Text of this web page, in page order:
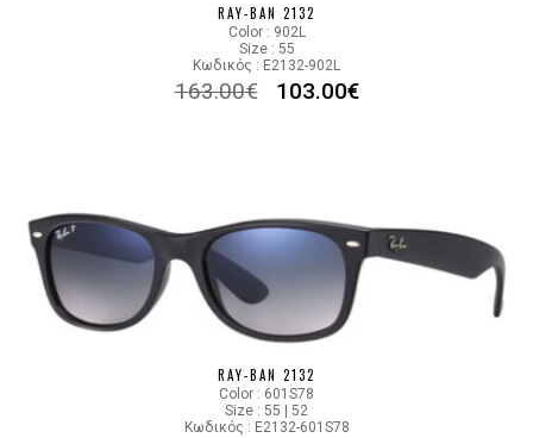
901/58
RAY-BAN 2132
Color : 902L
Size : 55
Κωδικός : E2132-902L
163.00€ 103.00€
RAY-BAN 2132
Color : 601S78
Size : 55 | 52
Κωδικός : E2132-601S78